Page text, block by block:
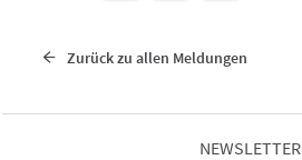
Zurück zu allen Meldungen
NEWSLETTER